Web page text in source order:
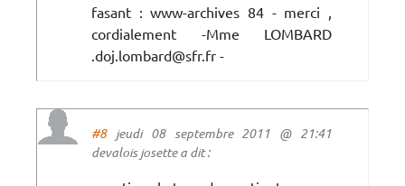
fasant : www-archives 84 - merci ,
cordialement -Mme LOMBARD
.doj.lombard@sfr.fr -
#8jeudi 08 septembre 2011 @ 21:41
devalois josette a dit :